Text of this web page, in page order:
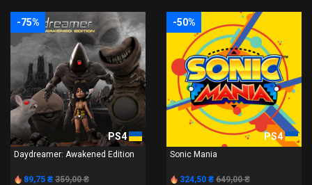
-75%
PS4
Daydreamer: Awakened Edition
89,75 ₴ 359,00 ₴
-50%
PS4
Sonic Mania
324,50 ₴ 649,00 ₴